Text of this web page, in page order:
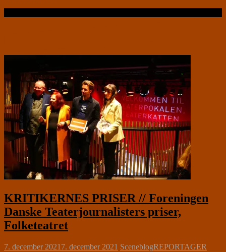
KRITIKERNES PRISER // Foreningen
Danske Teaterjournalisters priser,
Folketeatret
7. december 2021 7. december 2021 SceneblogREPORTAGER